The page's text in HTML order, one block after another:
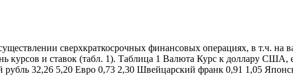
сверхкраткосрочных финансовых операциях, в т.ч. на
курсов и ставок (табл. 1). Таблица 1 Валюта Курс к доллару США,
32,26 5,20 Евро 0,73 2,30 Швейцарский франк 0,91 1,05